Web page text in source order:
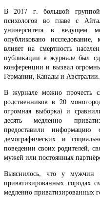
В 2017 г. большой группой
психологов во главе с
университета в ведущем
опубликовано
влияет на смертность
публикации в журнале был
конференции и вызвал
Германии, Канады и Австралии.
В журнале можно прочесть
родственников в 20
огромная выборка) и
десять медленно
предоставили информацию
демографических и
поведении своих родителей,
мужей или постоянных
Выяснилось, что у мужчин
приватизированных городах
медленно приватизированных